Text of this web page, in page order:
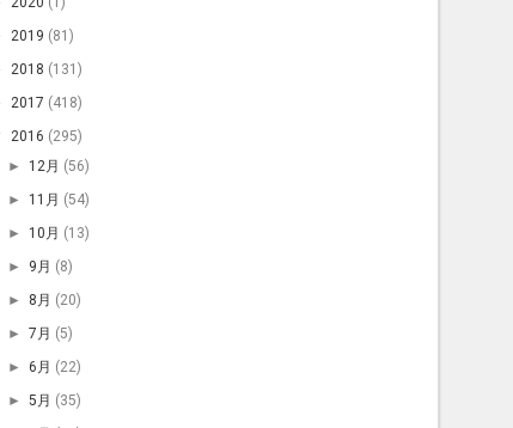
2019 (81)
2018 (131)
2017 (418)
2016 (295)
► 12月 (56)
► 11月 (54)
► 10月 (13)
► 9月 (8)
► 8月 (20)
► 7月 (5)
► 6月 (22)
► 5月 (35)